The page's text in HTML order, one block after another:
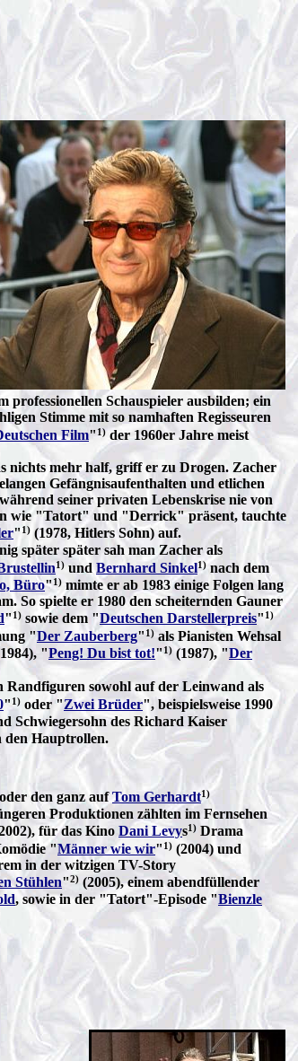
Schauspieler ausbilden; ein
Stimme mit so namhaften Regisseuren
Film"1) der 1960er Jahre meist
nichts mehr half, griff er zu Drogen. Zacher
Gefängnisaufenthalten und etlichen
seiner privaten Lebenskrise nie von
wie "Tatort" und "Derrick" präsent, tauchte
" 1) (1978, Hitlers Sohn) auf.
später später sah man Zacher als
1) undBernhard Sinkel1)nach dem
Büro"1) mimte er ab 1983 einige Folgen lang
So spielte er 1980 den scheiternden Gauner
"1) sowie dem "Deutschen Darstellerpreis" 1)
"Der Zauberberg" 1) als Pianisten Wehsal
"Peng! Du bist tot!"1) (1987), "Der
Randfiguren sowohl auf der Leinwand als
" 1) oder "Zwei Brüder", beispielsweise 1990
Schwiegersohn des Richard Kaiser
den Hauptrollen.
den ganz aufTom Gerhardt1)
Produktionen zählten im Fernsehen
für das Kino Dani Levys1) Drama
"Männer wie wir" 1) (2004) und
in der witzigen TV-Story
Stühlen"2) (2005), einem abendfüllender
, sowie in der "Tatort"-Episode "Bienzle